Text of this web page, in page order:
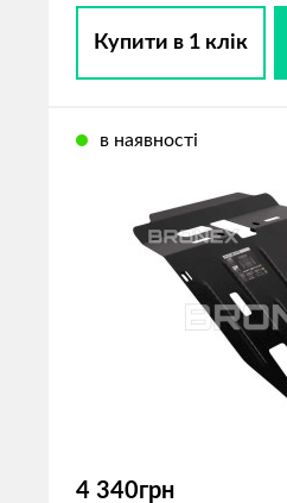
Купити в 1 клік
в наявності
4 340грн